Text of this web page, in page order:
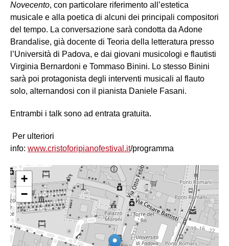
Novecento, con particolare riferimento all’estetica
musicale e alla poetica di alcuni dei principali compositori
del tempo. La conversazione sarà condotta da Adone
Brandalise, già docente di Teoria della letteratura presso
l’Università di Padova, e dai giovani musicologi e flautisti
Virginia Bernardoni e Tommaso Binini. Lo stesso Binini
sarà poi protagonista degli interventi musicali al flauto
solo, alternandosi con il pianista Daniele Fasani.
Entrambi i talk sono ad entrata gratuita.
Per ulteriori
info: www.cristoforipianofestival.it/programma
+
−